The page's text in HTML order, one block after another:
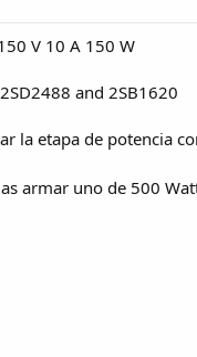
V 10 A 150 W
and 2SB1620
la etapa de potencia
armar uno de 500